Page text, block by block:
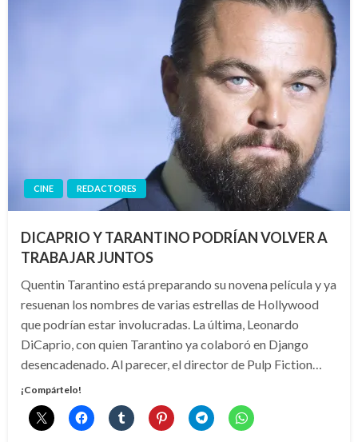
CINE REDACTORES
DICAPRIO Y TARANTINO PODRÍAN VOLVER A
TRABAJAR JUNTOS
Quentin Tarantino está preparando su novena película y ya
resuenan los nombres de varias estrellas de Hollywood
que podrían estar involucradas. La última, Leonardo
DiCaprio, con quien Tarantino ya colaboró en Django
desencadenado. Al parecer, el director de Pulp Fiction…
¡Compártelo!